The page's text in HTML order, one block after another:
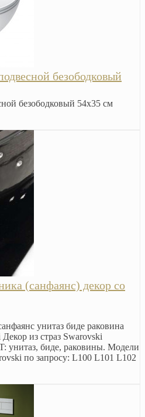
безободковый
безободковый 54x35 см
(санфаянс) декор со
унитаз биде раковина
из страз Swarovski
унитаз, биде, раковины. Модели
по запросу: L100 L101 L102